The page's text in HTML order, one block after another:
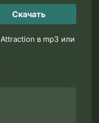
Скачать
в mp3 или